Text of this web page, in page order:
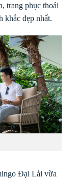
trang phục thoải
khắc đẹp nhất.
Đại Lải vừa